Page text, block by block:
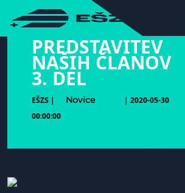
hihiiiiiiiiiii
PREDSTAVITEV
NAŠIH ČLANOV
3. DEL
EŠZS | Novice
| 2020-05-30
00:00:00